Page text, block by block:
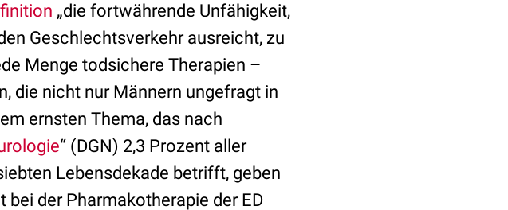
„die fortwährende Unfähigkeit,
Geschlechtsverkehr ausreicht, zu
Menge todsichere Therapien –
die nicht nur Männern ungefragt in
ernsten Thema, das nach
“ (DGN) 2,3 Prozent aller
Lebensdekade betrifft, geben
bei der Pharmakotherapie der ED